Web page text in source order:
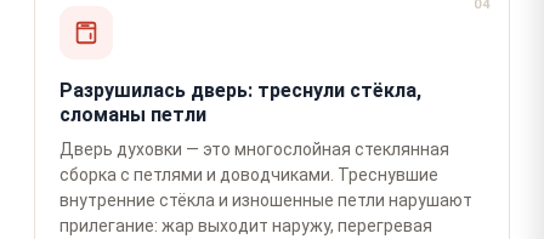
04
Разрушилась дверь: треснули стёкла,
сломаны петли
Дверь духовки — это многослойная стеклянная
сборка с петлями и доводчиками. Треснувшие
внутренние стёкла и изношенные петли нарушают
прилегание: жар выходит наружу, перегревая